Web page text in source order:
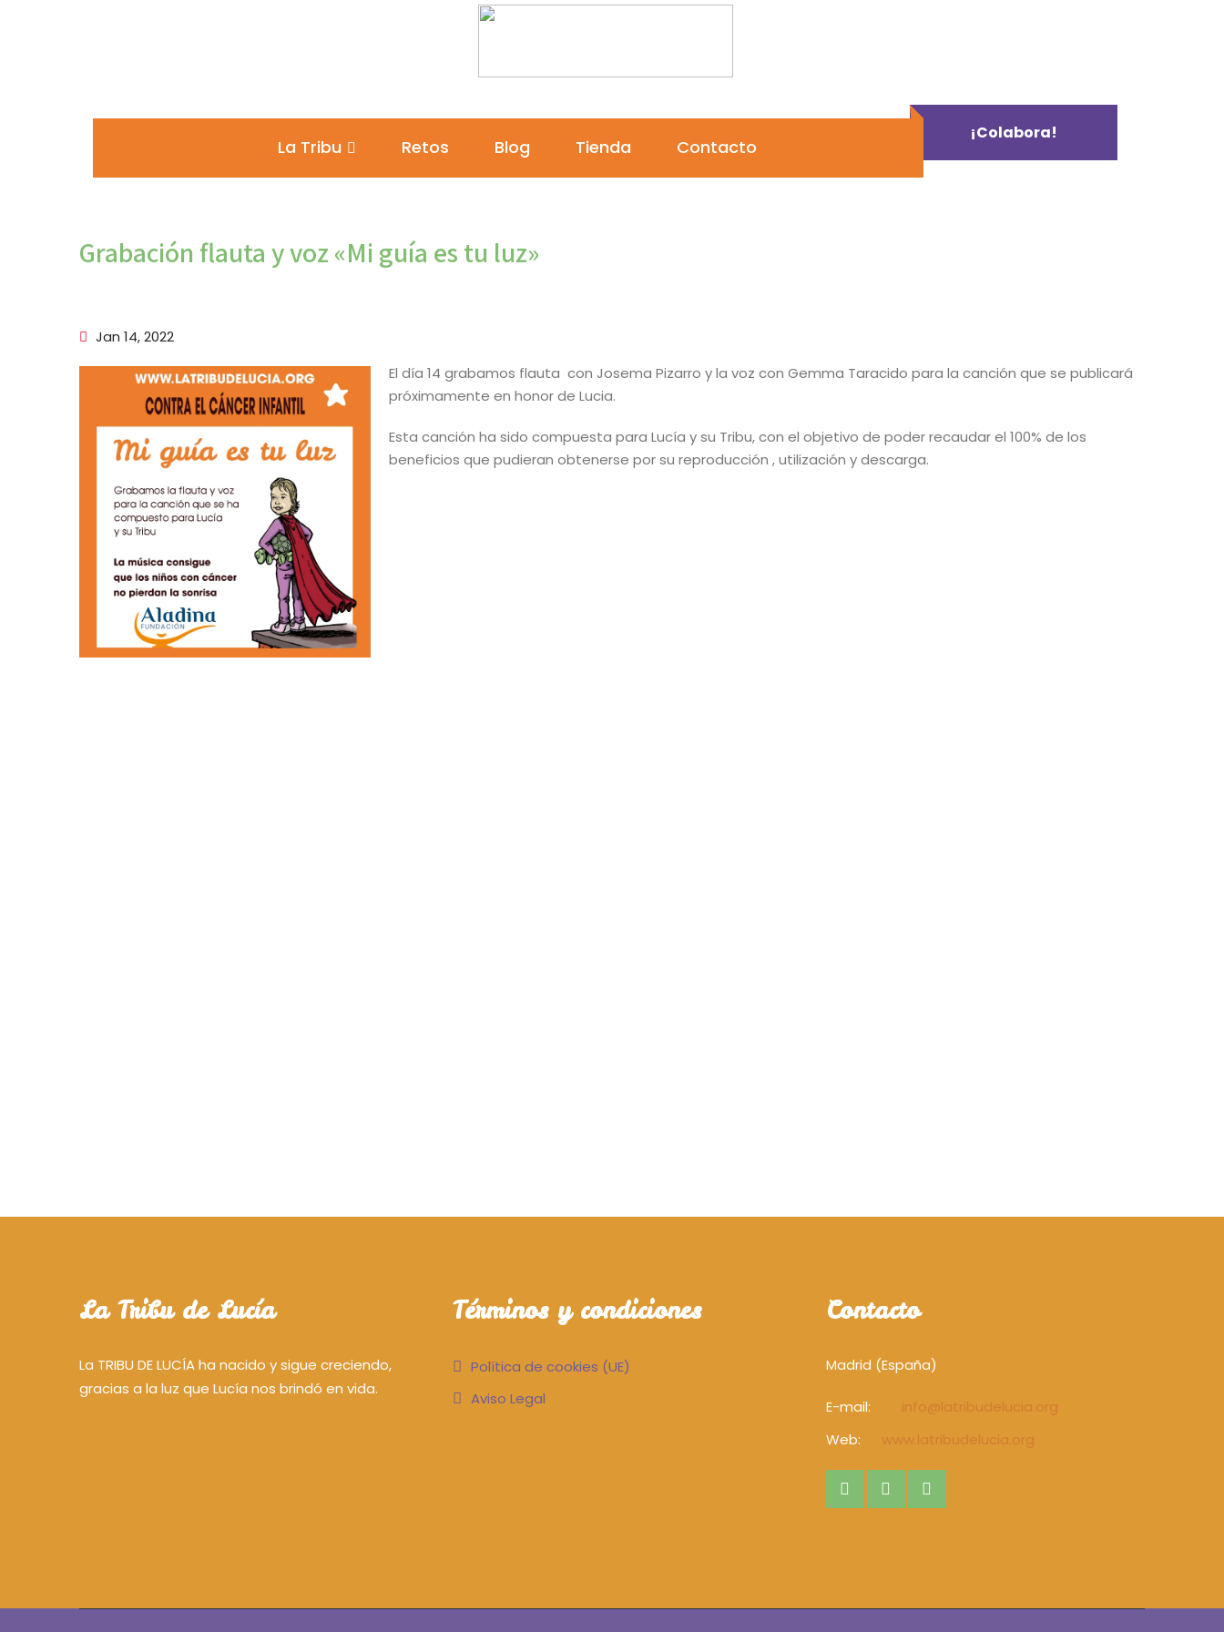
La Tribu Retos Blog Tienda Contacto
¡Colabora!
Grabación flauta y voz «Mi guía es tu luz»
Jan 14, 2022
El día 14 grabamos flauta con Josema Pizarro y la voz con Gemma Taracido para la canción que se publicará
próximamente en honor de Lucia.
Esta canción ha sido compuesta para Lucía y su Tribu, con el objetivo de poder recaudar el 100% de los
beneficios que pudieran obtenerse por su reproducción , utilización y descarga.
La Tribu de Lucía
La TRIBU DE LUCÍA ha nacido y sigue creciendo,
gracias a la luz que Lucía nos brindó en vida.
Términos y condiciones
Política de cookies (UE)
Aviso Legal
Contacto
Madrid (España)
E-mail:
info@latribudelucia.org
Web:
www.latribudelucia.org